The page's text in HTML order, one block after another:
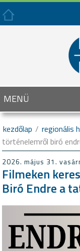
MENÜ
kezdőlap / regionális
történelemről biró
2026. május 31.
Filmeken
Biró Endre a